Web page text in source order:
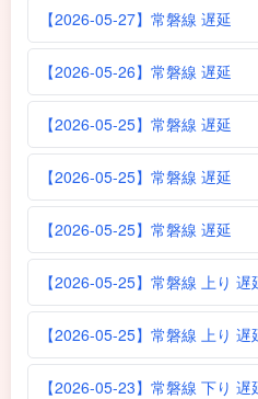
【2026-05-27】常磐線 遅延
【2026-05-26】常磐線 遅延
【2026-05-25】常磐線 遅延
【2026-05-25】常磐線 遅延
【2026-05-25】常磐線 遅延
【2026-05-25】常磐線 上り 遅
【2026-05-25】常磐線 上り 遅
【2026-05-23】常磐線 下り 遅